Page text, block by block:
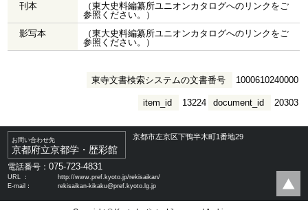
刊本
（東大史料編纂所ユニオンカタログへのリンクをご
参照ください。）
影写本
（東大史料編纂所ユニオンカタログへのリンクをご
参照ください。）
東寺文書検索システムの文書番号 1000610240000
document_id 20303
item_id 13224
お問い合わせ先
京都府立京都学・歴彩館
京都市左京区下鴨半木町1番地29
電話番号：075-723-4831
URL ：
http://www.pref.kyoto.jp/rekisaikan/
E-mail：
rekisaikan-kikaku@pref.kyoto.lg.jp